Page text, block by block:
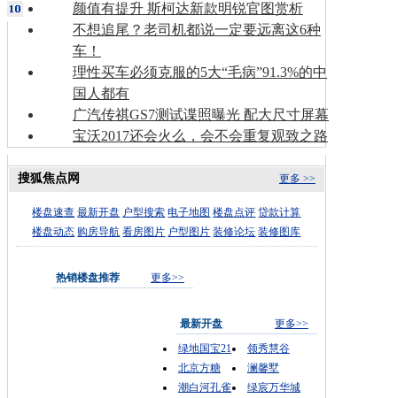
颜值有提升 斯柯达新款明锐官图赏析
不想追尾？老司机都说一定要远离这6种
车！
理性买车必须克服的5大“毛病”91.3%的中
国人都有
广汽传祺GS7测试谍照曝光 配大尺寸屏幕
宝沃2017还会火么，会不会重复观致之路
更多 >>
搜狐焦点网
楼盘速查 最新开盘 户型搜索 电子地图 楼盘点评 贷款计算
楼盘动态 购房导航 看房图片 户型图片 装修论坛 装修图库
热销楼盘推荐 更多>>
最新开盘
更多>>
绿地国宝21
领秀慧谷
北京方糖
澜馨墅
潮白河孔雀
绿宸万华城